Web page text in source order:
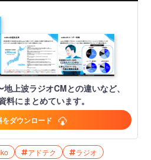
上波ラジオCMとの違いなど、
料にまとめています。
ダウンロード
アドテク
ラジオ